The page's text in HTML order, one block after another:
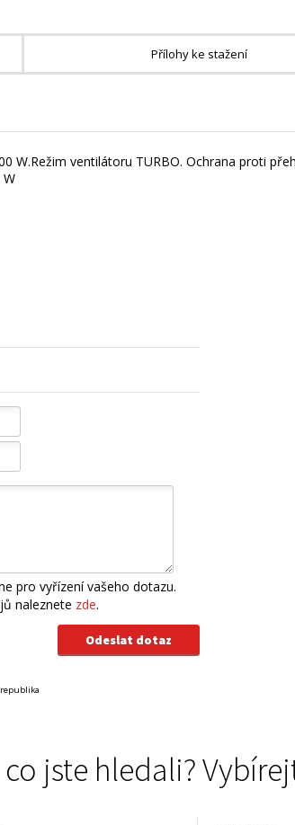
Přílohy ke stažení
W.Režim ventilátoru TURBO. Ochrana proti
W
pro vyřízení vašeho dotazu.
naleznete zde.
jste hledali?